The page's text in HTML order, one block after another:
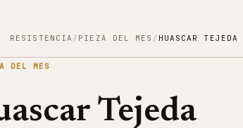
RESISTENCIA / PIEZA DEL MES / HUASCAR TEJEDA
DEL MES
Tejeda